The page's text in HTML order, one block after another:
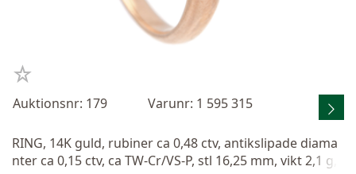
Auktionsnr: 179 Varunr: 1 595 315
RING, 14K guld, rubiner ca 0,48 ctv, antikslipade diama
nter ca 0,15 ctv, ca TW-Cr/VS-P, stl 16,25 mm, vikt 2,1 g,